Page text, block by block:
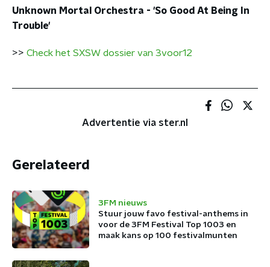
Unknown Mortal Orchestra - 'So Good At Being In
Trouble'
>> Check het SXSW dossier van 3voor12
Advertentie via ster.nl
Gerelateerd
3FM nieuws
Stuur jouw favo festival-anthems in
voor de 3FM Festival Top 1003 en
maak kans op 100 festivalmunten